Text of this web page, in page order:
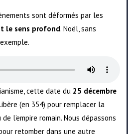
sont déformés par les
le sens profond. Noël, sans
cette date du 25 décembre
(en 354) pour remplacer la
l’empire romain. Nous dépassons
retomber dans une autre